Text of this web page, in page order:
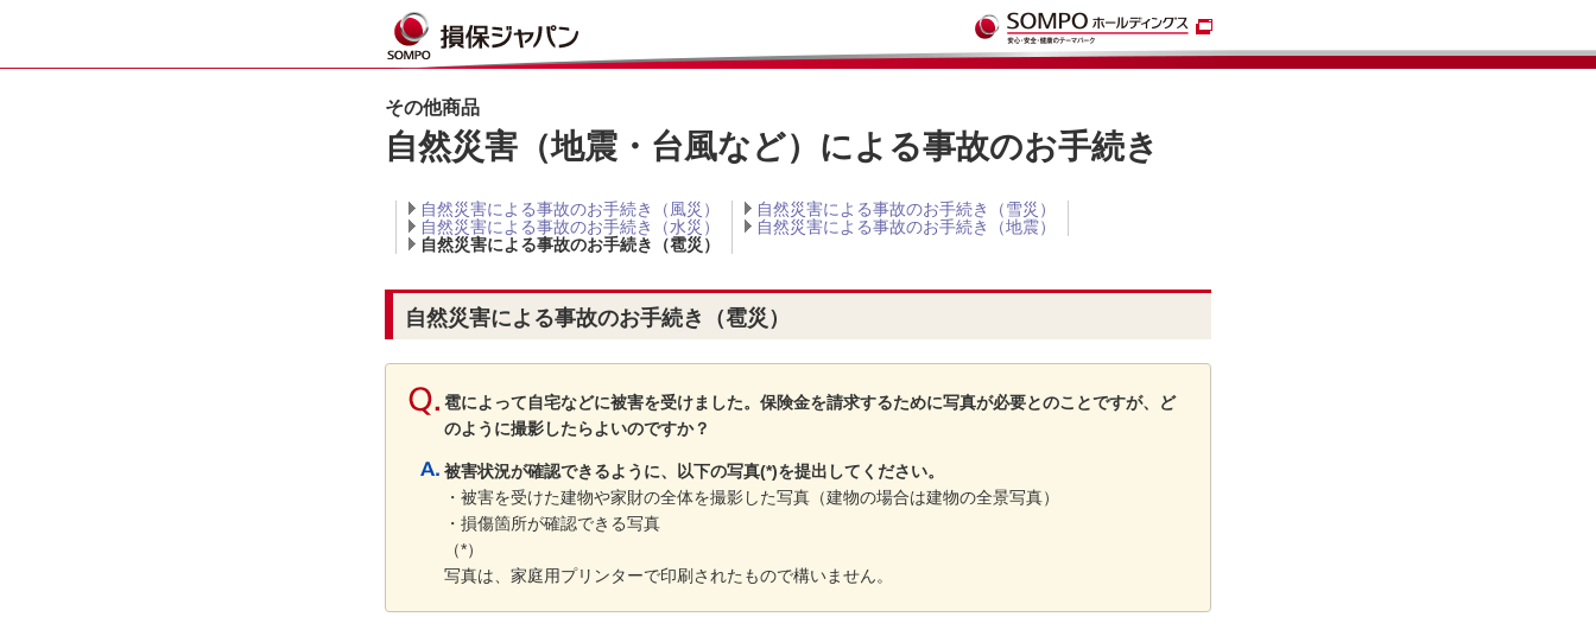
その他商品
自然災害（地震・台風など）による事故のお手続き
自然災害による事故のお手続き（風災）
自然災害による事故のお手続き（雪災）
自然災害による事故のお手続き（水災）
自然災害による事故のお手続き（地震）
自然災害による事故のお手続き（雹災）
自然災害による事故のお手続き（雹災）
雹によって自宅などに被害を受けました。保険金を請求するために写真が必要とのことですが、ど
のように撮影したらよいのですか？
被害状況が確認できるように、以下の写真(*)を提出してください。
・被害を受けた建物や家財の全体を撮影した写真（建物の場合は建物の全景写真）
・損傷箇所が確認できる写真
（*）
写真は、家庭用プリンターで印刷されたもので構いません。